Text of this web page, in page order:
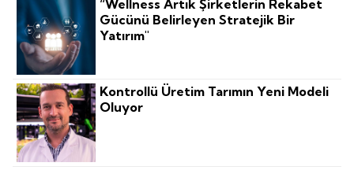
“Wellness Artık Şirketlerin Rekabet
Gücünü Belirleyen Stratejik Bir
Yatırım"
Kontrollü Üretim Tarımın Yeni Modeli
Oluyor